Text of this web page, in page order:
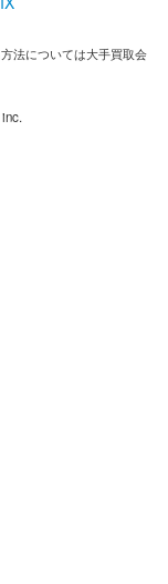
法については大手買取会